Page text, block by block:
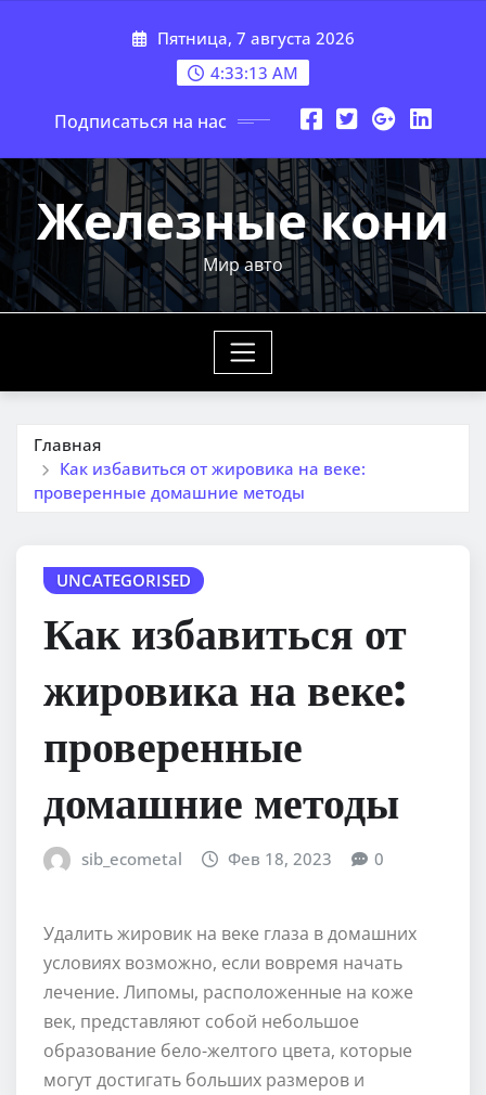
Пятница, 7 августа 2026
4:33:14 AM
Подписаться на нас
Железные кони
Мир авто
Главная
Как избавиться от жировика на веке:
проверенные домашние методы
UNCATEGORISED
Как избавиться от
жировика на веке:
проверенные
домашние методы
sib_ecometal Фев 18, 2023 0
Удалить жировик на веке глаза в домашних
условиях возможно, если вовремя начать
лечение. Липомы, расположенные на коже
век, представляют собой небольшое
образование бело-желтого цвета, которые
могут достигать больших размеров и